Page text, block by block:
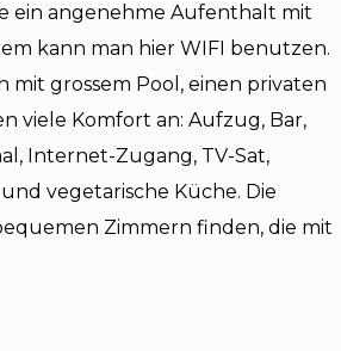
ein angenehme Aufenthalt mit
kann man hier WIFI benutzen.
grossem Pool, einen privaten
viele Komfort an: Aufzug, Bar,
Internet-Zugang, TV-Sat,
vegetarische Küche. Die
Zimmern finden, die mit